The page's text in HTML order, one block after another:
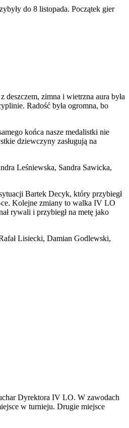
do 8 listopada. Początek gier
zimna i wietrzna aura była
Radość była ogromna, bo
końca nasze medalistki nie
dziewczyny zasługują na
Leśniewska, Sandra Sawicka,
Bartek Decyk, który przybiegł
ce. Kolejne zmiany to walka IV LO
rywali i przybiegł na metę jako
Lisiecki, Damian Godlewski,
Dyrektora IV LO. W zawodach
w turnieju. Drugie miejsce